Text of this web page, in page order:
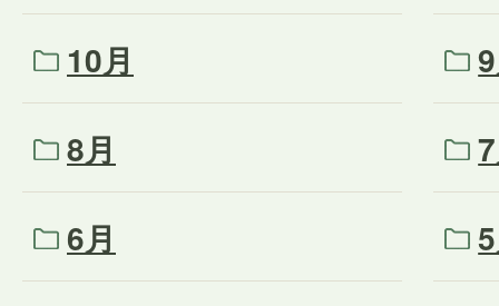
10月
8月
6月